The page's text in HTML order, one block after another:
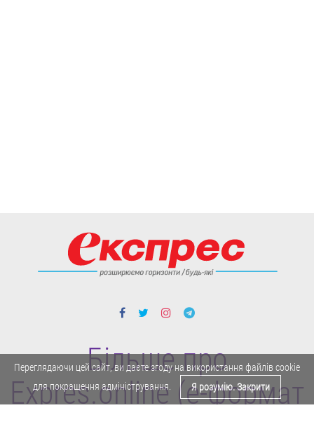
Більше про
Expres.online (e-формат
Переглядаючи цей сайт, ви даєте згоду на використання файлів cookie
для покращення адміністрування.
Я розумію. Закрити